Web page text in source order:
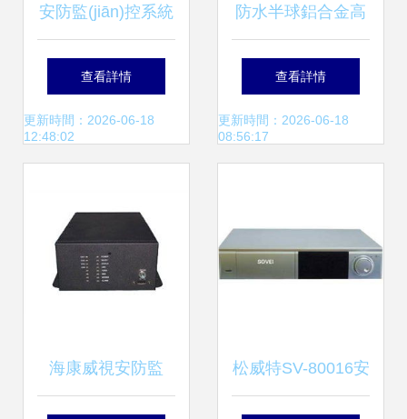
安防監(jiān)控系統
(tǒng)的應用與發
(fā)展 以
查看詳情
更新時間：2026-06-18
12:48:02
防水半球鋁合金高
清攝像頭 Sony
480線監(jiān)控利
安防升級
查看詳情
更新時間：2026-06-18
08:56:17
海康威視安防監 松威特SV-80016安